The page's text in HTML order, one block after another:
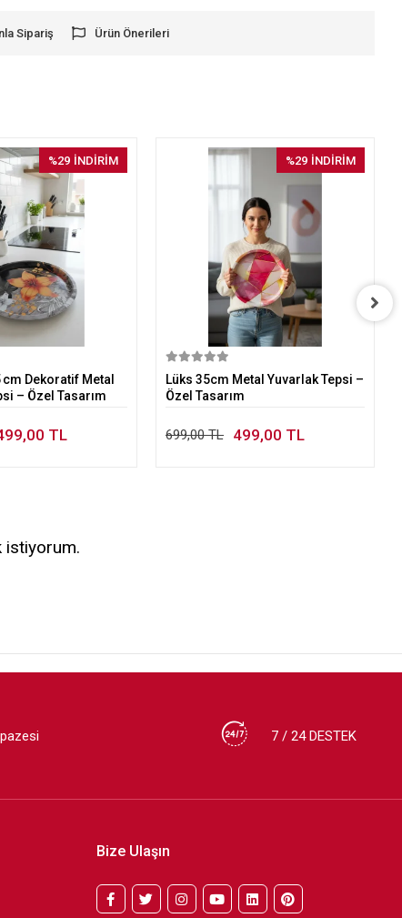
Sipariş Ürün Önerileri
%29 İNDİRİM
Dekoratif Metal
– Özel Tasarım
TL
%29 İNDİRİM
Lüks 35cm Metal Yuvarlak Tepsi –
Özel Tasarım
699,00 TL 499,00 TL
istiyorum.
7 / 24 DESTEK
Bize Ulaşın